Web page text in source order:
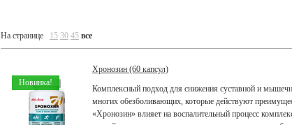
На странице 15 30 45 все
Новинка!
Хронозин (60 капсул)
Комплексный подход для снижения суставной и
многих обезболивающих, которые действуют
«Хронозин» влияет на воспалительный процесс